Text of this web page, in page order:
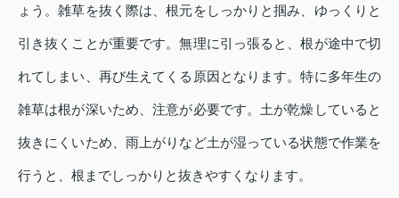
ょう。雑草を抜く際は、根元をしっかりと掴み、ゆっくりと
引き抜くことが重要です。無理に引っ張ると、根が途中で切
れてしまい、再び生えてくる原因となります。特に多年生の
雑草は根が深いため、注意が必要です。土が乾燥していると
抜きにくいため、雨上がりなど土が湿っている状態で作業を
行うと、根までしっかりと抜きやすくなります。